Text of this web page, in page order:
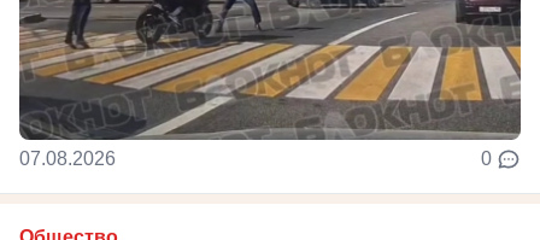
07.08.2026 0